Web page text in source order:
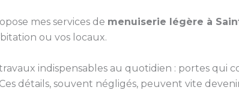
mes services de menuiserie légère à
ou vos locaux.
indispensables au quotidien : portes qui
détails, souvent négligés, peuvent vite